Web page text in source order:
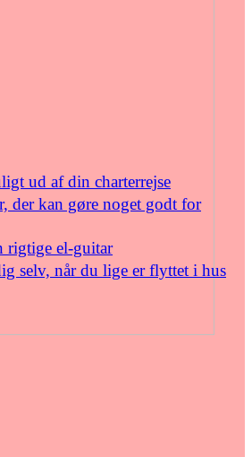
ud af din charterrejse
der kan gøre noget godt for
rigtige el-guitar
selv, når du lige er flyttet i hus